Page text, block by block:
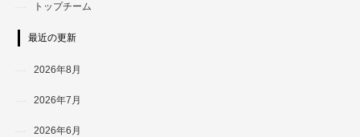
トップチーム
最近の更新
2026年8月
2026年7月
2026年6月